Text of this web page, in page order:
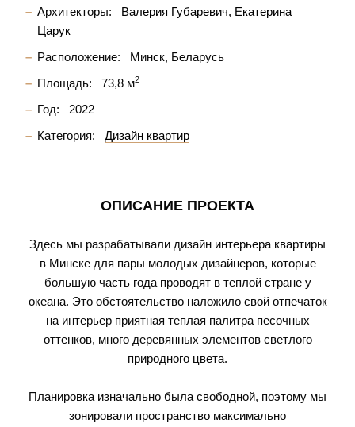
Архитекторы:
Валерия Губаревич Екатерина
Царук
Расположение:
Минск, Беларусь
Площадь:
73,8 м2
Год:
2022
Категория:
Дизайн квартир
ОПИСАНИЕ ПРОЕКТА
Здесь мы разрабатывали дизайн интерьера квартиры
в Минске для пары молодых дизайнеров, которые
большую часть года проводят в теплой стране у
океана. Это обстоятельство наложило свой отпечаток
на интерьер приятная теплая палитра песочных
оттенков, много деревянных элементов светлого
природного цвета.
Планировка изначально была свободной, поэтому мы
зонировали пространство максимально